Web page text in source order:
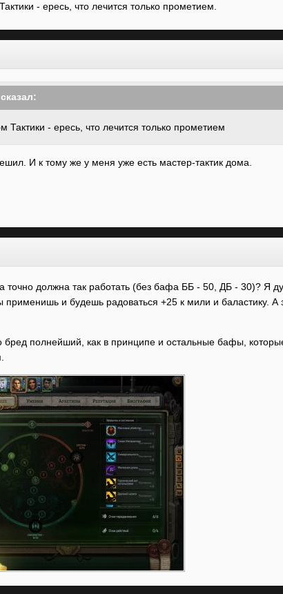
- ересь, что лечится только прометием.
сказал:
- ересь, что лечится только прометием
И к тому же у меня уже есть мастер-тактик дома.
точно должна так работать (без бафа ББ - 50, ДБ - 30)? Я
и будешь радоваться +25 к мили и баластику. А
бред полнейший, как в принципе и остальные бафы,